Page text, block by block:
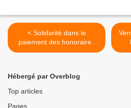
< Solidarité dans le
paiement des honoraires
des arbitres
Hébergé par Overblog
Top articles
Pages